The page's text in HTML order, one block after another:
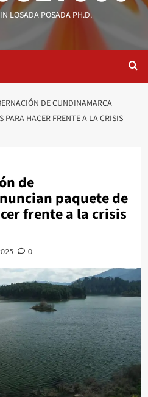
LOSADA POSADA PH.D.
DE CUNDINAMARCA
HACER FRENTE A LA CRISIS
de
paquete de
frente a la crisis
0